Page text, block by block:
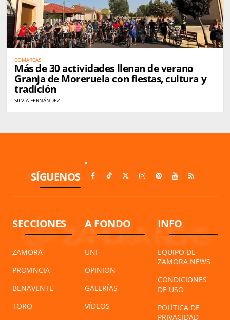
COMARCAS
Más de 30 actividades llenan de verano
Granja de Moreruela con fiestas, cultura y
tradición
SILVIA FERNÁNDEZ
SÍGUENOS
SECCIONES
ZAMORA
PROVINCIA
BENAVENTE
TORO
A FONDO
UNI
OPINIÓN
GALERÍAS
VÍDEOS
INFO
EQUIPO DE
ZAMORA NEWS
CONDICIONES
DE USO
POLÍTICA DE
PRIVACIDAD